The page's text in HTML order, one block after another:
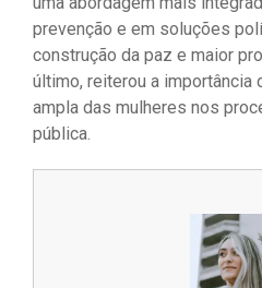
prevenção e em soluções
construção da paz e maior
último, reiterou a importância
ampla das mulheres nos
pública.